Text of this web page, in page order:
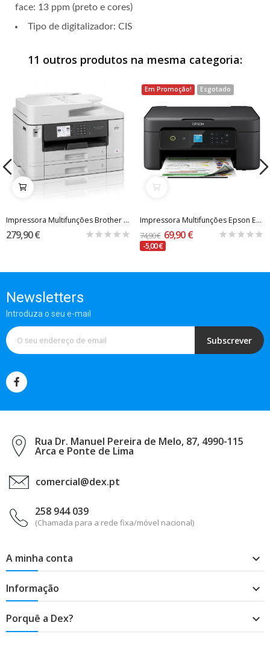
face: 13 ppm (preto e cores)
Tipo de digitalizador: CIS
11 outros produtos na mesma categoria:
Impressora Multifunções Brother MFC-J5740DW...
279,90 €
Em Promoção! Esgotado
Impressora Multifunções Epson Expression Home...
74,90 € 69,90 €
-5,00 €
Newsletters
Introduza o seu e-mail
Subscrever
Rua Dr. Manuel Pereira de Melo, 87, 4990-115
Arca e Ponte de Lima
comercial@dex.pt
258 944 039
(Chamada para a rede fixa/móvel nacional)
A minha conta 
Informação 
Porquê a Dex? 